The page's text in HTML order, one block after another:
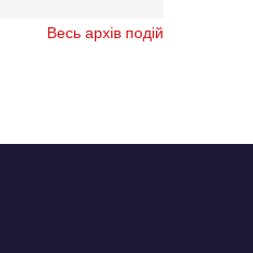
Весь архів подій